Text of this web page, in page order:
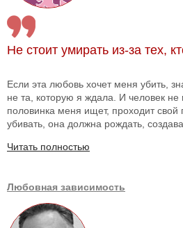
Не стоит умирать из-за тех,
Если эта любовь хочет меня убить,
не та, которую я ждала. И человек
половинка меня ищет, проходит
убивать, она должна рождать,
Читать полностью
Любовная зависимость